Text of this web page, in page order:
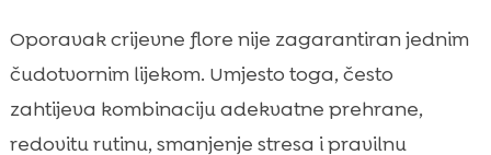
Oporavak crijevne flore nije zagarantiran jednim
čudotvornim lijekom. Umjesto toga, često
zahtijeva kombinaciju adekvatne prehrane,
redovitu rutinu, smanjenje stresa i pravilnu